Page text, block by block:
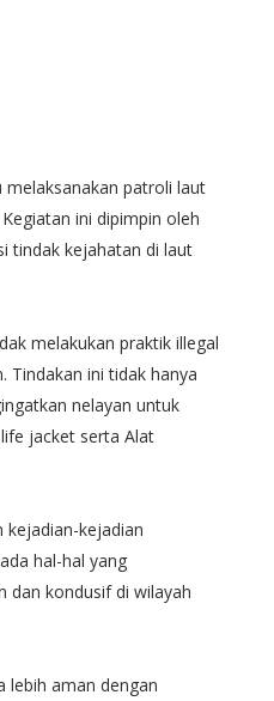
melaksanakan patroli laut
ini dipimpin oleh
tindak kejahatan di laut
melakukan praktik illegal
Tindakan ini tidak hanya
nelayan untuk
jacket serta Alat
kejadian-kejadian
hal-hal yang
dan kondusif di wilayah
lebih aman dengan